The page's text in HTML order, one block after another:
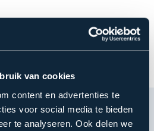
van cookies
content en advertenties te
voor social media te bieden
te analyseren. Ook delen we